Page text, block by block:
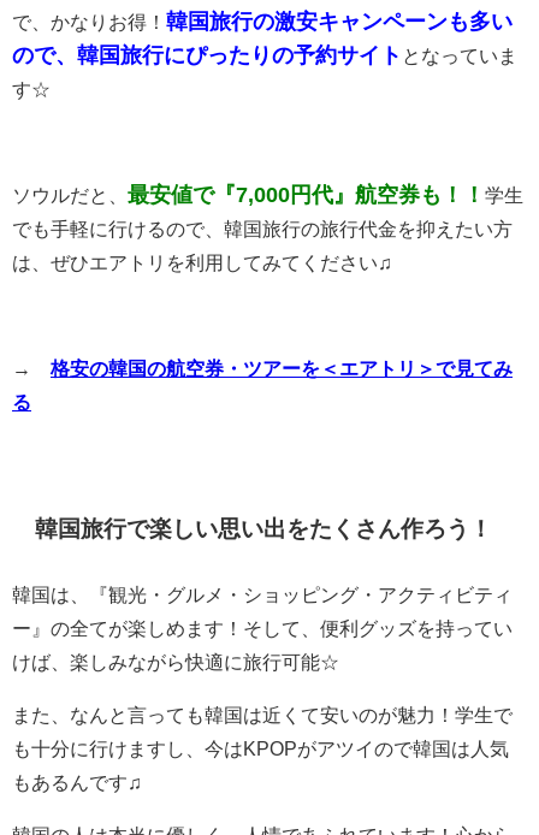
で、かなりお得！ 韓国旅行の激安キャンペーンも多い
ので、韓国旅行にぴったりの予約サイト となっていま
す☆
ソウルだと、 最安値で『7,000円代』航空券も！！ 学生
でも手軽に行けるので、韓国旅行の旅行代金を抑えたい方
は、ぜひエアトリを利用してみてください♫
→ 格安の韓国の航空券・ツアーを＜エアトリ＞で見てみ
る
韓国旅行で楽しい思い出をたくさん作ろう！
韓国は、『観光・グルメ・ショッピング・アクティビティ
ー』の全てが楽しめます！そして、便利グッズを持ってい
けば、楽しみながら快適に旅行可能☆
また、なんと言っても韓国は近くて安いのが魅力！学生で
も十分に行けますし、今はKPOPがアツイので韓国は人気
もあるんです♫